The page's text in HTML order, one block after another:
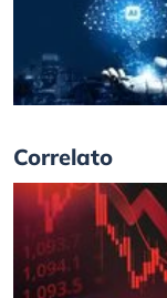
Correlato